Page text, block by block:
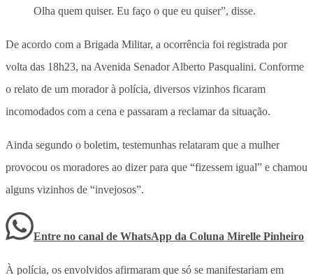
Olha quem quiser. Eu faço o que eu quiser”, disse.
De acordo com a Brigada Militar, a ocorrência foi registrada por
volta das 18h23, na Avenida Senador Alberto Pasqualini. Conforme
o relato de um morador à polícia, diversos vizinhos ficaram
incomodados com a cena e passaram a reclamar da situação.
Ainda segundo o boletim, testemunhas relataram que a mulher
provocou os moradores ao dizer para que “fizessem igual” e chamou
alguns vizinhos de “invejosos”.
Entre no canal de WhatsApp da Coluna Mirelle Pinheiro
À polícia, os envolvidos afirmaram que só se manifestariam em